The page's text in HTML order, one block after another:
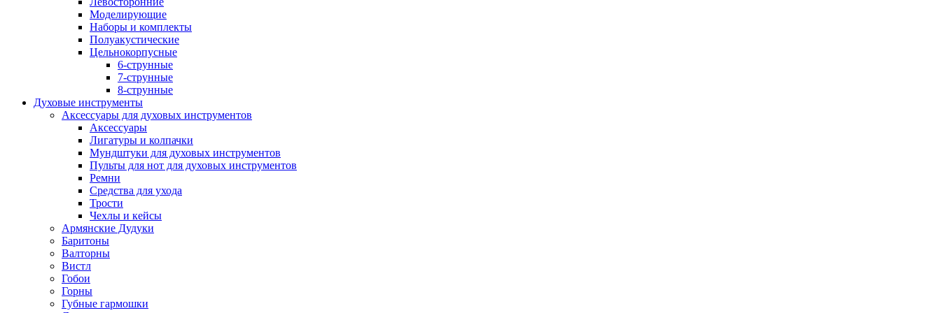
Моделирующие
Наборы и комплекты
Полуакустические
Цельнокорпусные
6-струнные
7-струнные
8-струнные
Духовые инструменты
Аксессуары для духовых инструментов
Аксессуары
Лигатуры и колпачки
Мундштуки для духовых инструментов
Пульты для нот для духовых инструментов
Ремни
Средства для ухода
Трости
Чехлы и кейсы
Армянские Дудуки
Баритоны
Валторны
Вистл
Гобои
Горны
Губные гармошки